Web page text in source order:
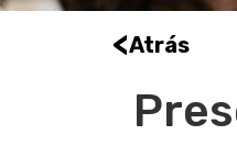
<Atrás